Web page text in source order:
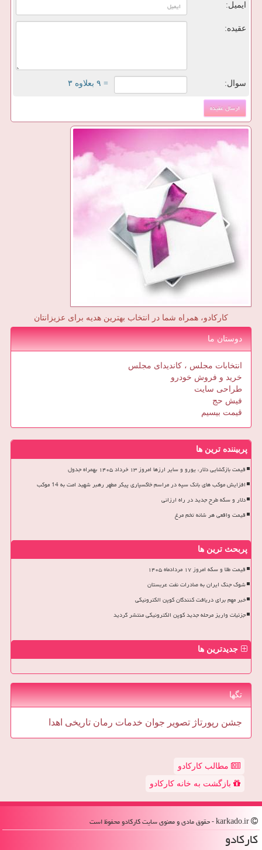
ایمیل:
عقیده:
سوال: = ۹ بعلاوه ۳
کارکادو، همراه شما در انتخاب بهترین هدیه برای عزیزانتان
دوستان ما
انتخابات مجلس ، کاندیدای مجلس
خرید و فروش خودرو
طراحی سایت
فیش حج
قیمت بیسیم
پربیننده ترین ها
قیمت بازگشایی دلار، یورو و سایر ارزها امروز ۱۳ خرداد ۱۴۰۵ بهمراه جدول
افزایش موکب های بانک سپه در مراسم خاکسپاری پیکر مطهر رهبر شهید امت به 14 موکب
دلار و سکه طرح جدید در راه ارزانی
قیمت واقعی هر شانه تخم مرغ
پربحث ترین ها
قیمت طلا و سکه امروز ۱۷ مردادماه ۱۴۰۵
شوک جنگ ایران به صادرات نفت عربستان
خبر مهم برای دریافت کنندگان کوپن الکترونیکی
جزئیات واریز مرحله جدید کوپن الکترونیکی منتشر گردید
جدیدترین ها
تگها
جشن رپورتاژ تصویر جوان خدمات رمان تاریخی اهدا
مطالب کارکادو
بازگشت به خانه کارکادو
كاركادو